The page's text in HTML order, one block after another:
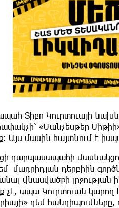
Տիբո Կուրտուայի
«Մանչեսթեր
Այս մասին հայտնում է
դարպասապահի
մադրիդյան դերբիին
վնասվածքի
ապա Կուրտուան կարող
դեմ